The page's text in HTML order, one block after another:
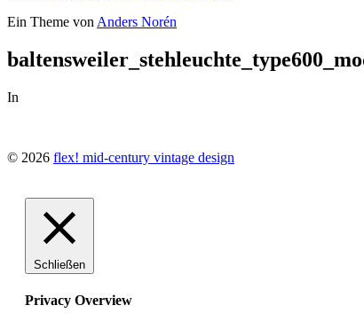
Ein Theme von Anders Norén
In
© 2026 flex! mid-century vintage design
Schließen
Privacy Overview